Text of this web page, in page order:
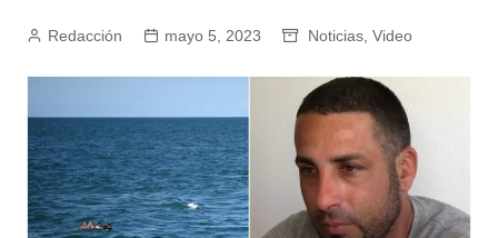
Redacción mayo 5, 2023 Noticias, Video